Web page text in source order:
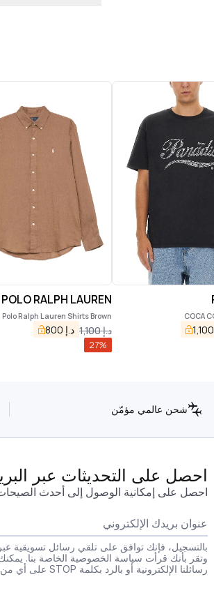
1,100
POLO RALPH LAUREN
Polo Ralph Lauren Shirts Brown
د.إ1,100 د.إ 800
27%
شحن عالمي مؤمّن
احصل على التحديثات عبر
احصل على إمكانية الوصول إلى أحدث
بالتسجيل، فإنك توافق على تلقي رسائل تسويقية عبر
وتقر بأنك قرأت سياسة الخصوصية الخاصة بنا.
رسائلنا الإلكترونية أو بالرد بكلمة STOP على أي من رسائلنا النصية